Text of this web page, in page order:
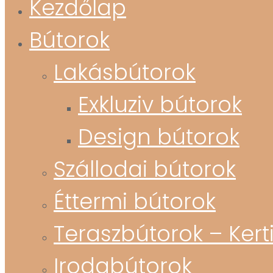
Kezdőlap
Bútorok
Lakásbútorok
Exkluziv bútorok
Design bútorok
Szállodai bútorok
Éttermi bútorok
Teraszbútorok –
Irodabútorok